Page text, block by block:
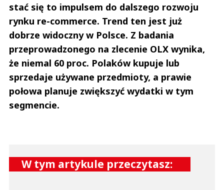
stać się to impulsem do dalszego rozwoju
rynku re-commerce. Trend ten jest już
dobrze widoczny w Polsce. Z badania
przeprowadzonego na zlecenie OLX wynika,
że niemal 60 proc. Polaków kupuje lub
sprzedaje używane przedmioty, a prawie
połowa planuje zwiększyć wydatki w tym
segmencie.
W tym artykule przeczytasz: